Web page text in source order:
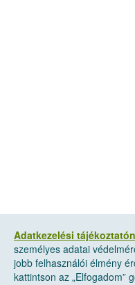
Adatkezelési
személyes adatai
jobb felhasználói élmény
kattintson az „Elfogadom”